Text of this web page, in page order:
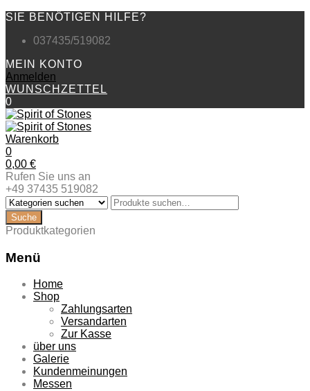
SIE BENÖTIGEN HILFE?
037435/519082
MEIN KONTO
Anmelden
WUNSCHZETTEL
0
Warenkorb
0
0,00 €
Rufen Sie uns an
+49 37435 519082
Produktkategorien
Menü
Zum
Inhalt
Home
Shop
Zahlungsarten
Versandarten
Zur Kasse
über uns
Galerie
Kundenmeinungen
Messen